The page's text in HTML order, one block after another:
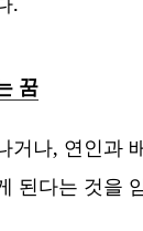
꿈
거나, 연인과
된다는 것을